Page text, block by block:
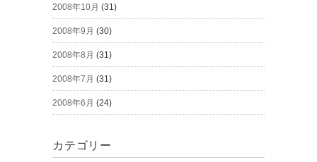
2008年10月 (31)
2008年9月 (30)
2008年8月 (31)
2008年7月 (31)
2008年6月 (24)
カテゴリー